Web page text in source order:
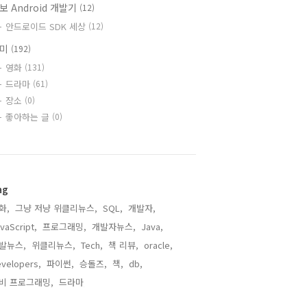
Android 개발기 (12)
안드로이드 SDK 세상 (12)
(192)
영화 (131)
드라마 (61)
장소 (0)
좋아하는 글 (0)
, 그냥 저냥 위클리뉴스, SQL, 개발자,
프로그래밍, 개발자뉴스, Java,
뉴스, 위클리뉴스, Tech, 책 리뷰, oracle,
파이썬, 승돌즈, 책, db,
프로그래밍, 드라마,